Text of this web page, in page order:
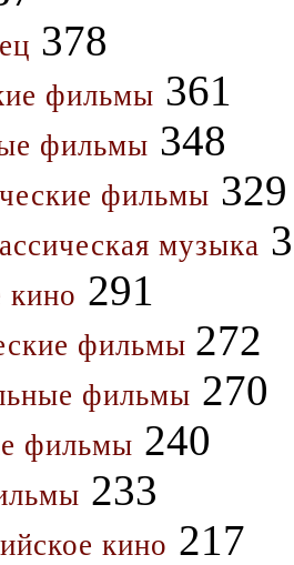
378
фильмы 361
фильмы 348
фильмы 329
музыка
кино 291
фильмы 272
фильмы 270
фильмы 240
233
кино 217